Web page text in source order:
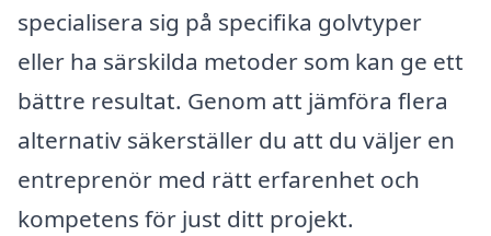
specialisera sig på specifika golvtyper
eller ha särskilda metoder som kan ge ett
bättre resultat. Genom att jämföra flera
alternativ säkerställer du att du väljer en
entreprenör med rätt erfarenhet och
kompetens för just ditt projekt.